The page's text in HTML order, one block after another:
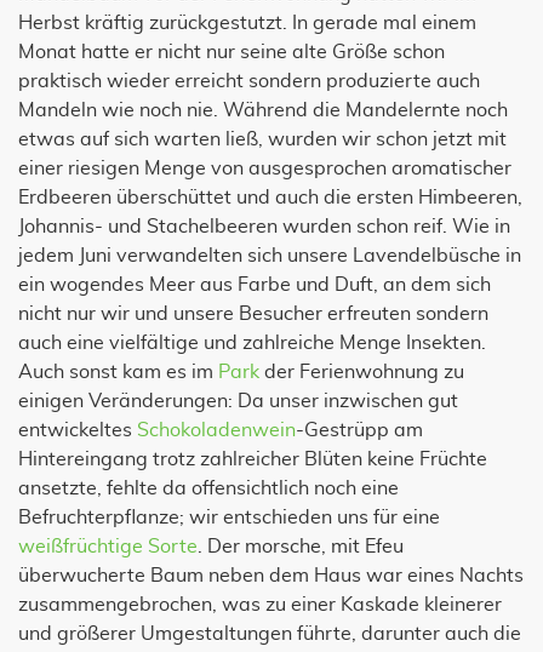
Herbst kräftig zurückgestutzt. In gerade mal einem
Monat hatte er nicht nur seine alte Größe schon
praktisch wieder erreicht sondern produzierte auch
Mandeln wie noch nie. Während die Mandelernte noch
etwas auf sich warten ließ, wurden wir schon jetzt mit
einer riesigen Menge von ausgesprochen aromatischer
Erdbeeren überschüttet und auch die ersten Himbeeren,
Johannis- und Stachelbeeren wurden schon reif. Wie in
jedem Juni verwandelten sich unsere Lavendelbüsche in
ein wogendes Meer aus Farbe und Duft, an dem sich
nicht nur wir und unsere Besucher erfreuten sondern
auch eine vielfältige und zahlreiche Menge Insekten.
Auch sonst kam es im Park der Ferienwohnung zu
einigen Veränderungen: Da unser inzwischen gut
entwickeltes Schokoladenwein-Gestrüpp am
Hintereingang trotz zahlreicher Blüten keine Früchte
ansetzte, fehlte da offensichtlich noch eine
Befruchterpflanze; wir entschieden uns für eine
weißfrüchtige Sorte . Der morsche, mit Efeu
überwucherte Baum neben dem Haus war eines Nachts
zusammengebrochen, was zu einer Kaskade kleinerer
und größerer Umgestaltungen führte, darunter auch die